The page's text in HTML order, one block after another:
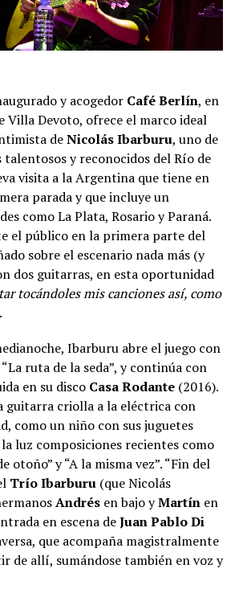
y acogedor Café Berlín, en
Villa Devoto, ofrece el marco ideal
deNicolás Ibarburu, uno de
y reconocidos del Río de
visita a la Argentina que tiene en
parada y que incluye un
como La Plata, Rosario y Paraná.
el público en la primera parte del
sobre el escenario nada más (y
dos guitarras, en esta oportunidad
tocándoles mis canciones así, como
Ibarburu abre el juego con
ruta de la seda”, y continúa con
en su disco Casa Rodante (2016).
guitarra criolla a la eléctrica con
como un niño con sus juguetes
luz composiciones recientes como
otoño” y “A la misma vez”. “Fin del
Trío Ibarburu (que Nicolás
Andrés en bajo yMartín en
en escena deJuan Pablo Di
que acompaña magistralmente
de allí, sumándose también en voz y